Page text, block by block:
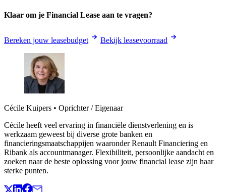
Klaar om je Financial Lease aan te vragen?
Bereken jouw leasebudget Bekijk leasevoorraad
Cécile Kuipers • Oprichter / Eigenaar
Cécile heeft veel ervaring in financiële dienstverlening en is
werkzaam geweest bij diverse grote banken en
financieringsmaatschappijen waaronder Renault Financiering en
Ribank als accountmanager. Flexibiliteit, persoonlijke aandacht en
zoeken naar de beste oplossing voor jouw financial lease zijn haar
sterke punten.